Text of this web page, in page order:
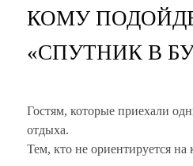
КОМУ
«СПУТНИК В
Гостям, которые приехали
отдыха.
Тем, кто не ориентируется